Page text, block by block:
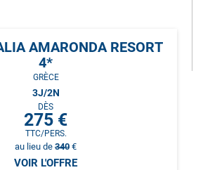
AMARONDA RESORT
4*
GRÈCE
3J/2N
DÈS
275 €
TTC/PERS.
au lieu de 340 €
VOIR L'OFFRE